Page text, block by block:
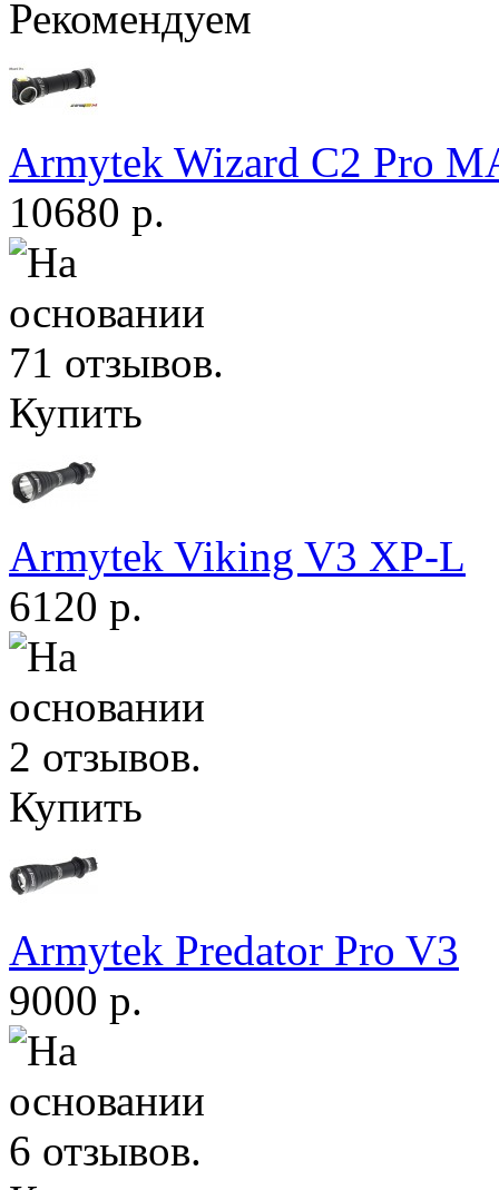
Рекомендуем
Armytek Wizard С2 Pro
10680 р.
Купить
Armytek Viking V3 XP-L
6120 р.
Купить
Armytek Predator Pro V3
9000 р.